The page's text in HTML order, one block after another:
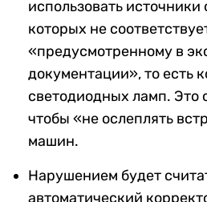
использовать источники
которых не
«предусмотренному в
документации», то есть
светодиодных ламп. Это
чтобы «не ослеплять
машин.
Нарушением будет
автоматический